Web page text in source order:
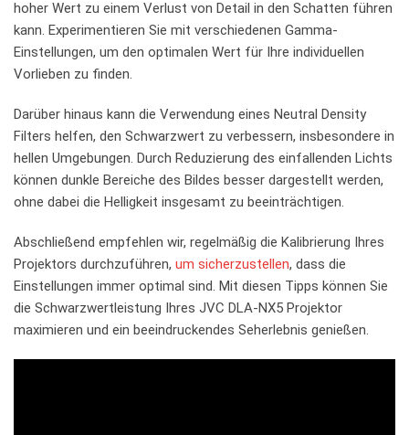
hoher Wert⁣ zu einem Verlust⁢ von Detail in den Schatten führen
kann. Experimentieren Sie⁢ mit verschiedenen Gamma-
Einstellungen, ⁤um den optimalen ⁣Wert ​für Ihre ‍individuellen
⁣Vorlieben zu finden.
Darüber⁣ hinaus kann die Verwendung ‌eines ‍Neutral Density
‌Filters helfen,​ den Schwarzwert zu ‍verbessern, insbesondere​ in
hellen Umgebungen. Durch Reduzierung des einfallenden Lichts
können⁣ dunkle Bereiche‌ des Bildes⁣ besser dargestellt werden,
ohne ‌dabei die Helligkeit ⁢insgesamt zu beeinträchtigen.
Abschließend​ empfehlen‍ wir, regelmäßig ⁣die Kalibrierung Ihres
Projektors durchzuführen, um sicherzustellen, ⁣dass die
Einstellungen⁢ immer optimal sind. Mit diesen Tipps können Sie
die Schwarzwertleistung ⁢Ihres ⁢JVC DLA-NX5 Projektor
maximieren und ein beeindruckendes Seherlebnis genießen.